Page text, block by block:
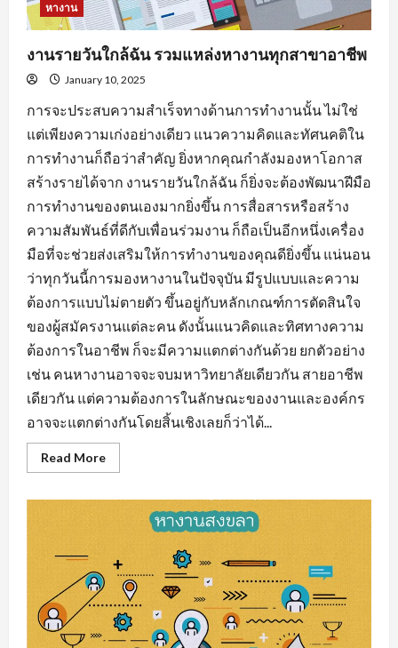
หางาน
งานรายวันใกล้ฉัน รวมแหล่งหางานทุกสาขาอาชีพ
January 10, 2025
การจะประสบความสำเร็จทางด้านการทำงานนั้น ไม่ใช่
แต่เพียงความเก่งอย่างเดียว แนวความคิดและทัศนคติใน
การทำงานก็ถือว่าสำคัญ ยิ่งหากคุณกำลังมองหาโอกาส
สร้างรายได้จาก งานรายวันใกล้ฉัน ก็ยิ่งจะต้องพัฒนาฝีมือ
การทำงานของตนเองมากยิ่งขึ้น การสื่อสารหรือสร้าง
ความสัมพันธ์ที่ดีกับเพื่อนร่วมงาน ก็ถือเป็นอีกหนึ่งเครื่อง
มือที่จะช่วยส่งเสริมให้การทำงานของคุณดียิ่งขึ้น แน่นอน
ว่าทุกวันนี้การมองหางานในปัจจุบัน มีรูปแบบและความ
ต้องการแบบไม่ตายตัว ขึ้นอยู่กับหลักเกณฑ์การตัดสินใจ
ของผู้สมัครงานแต่ละคน ดังนั้นแนวคิดและทิศทางความ
ต้องการในอาชีพ ก็จะมีความแตกต่างกันด้วย ยกตัวอย่าง
เช่น คนหางานอาจจะจบมหาวิทยาลัยเดียวกัน สายอาชีพ
เดียวกัน แต่ความต้องการในลักษณะของงานและองค์กร
อาจจะแตกต่างกันโดยสิ้นเชิงเลยก็ว่าได้...
Read MoreRead
more
รวม
แหล่ง
หา
งาน
ทุก
สาขา
อาชีพ